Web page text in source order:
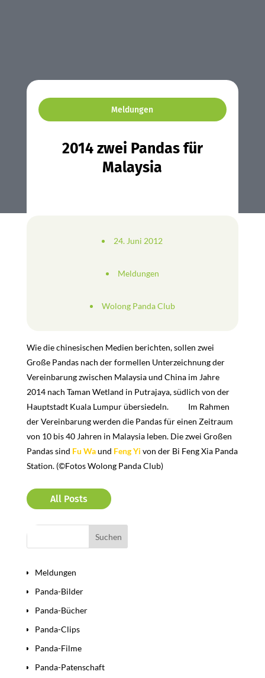
Meldungen
2014 zwei Pandas für
Malaysia
24. Juni 2012
Meldungen
Wolong Panda Club
Wie die chinesischen Medien berichten, sollen zwei
Große Pandas nach der formellen Unterzeichnung der
Vereinbarung zwischen Malaysia und China im Jahre
2014 nach Taman Wetland in Putrajaya, südlich von der
Hauptstadt Kuala Lumpur übersiedeln.
Im Rahmen
der Vereinbarung werden die Pandas für einen Zeitraum
von 10 bis 40 Jahren in Malaysia leben. Die zwei Großen
Pandas sind Fu Waund Feng Yi von der Bi Feng Xia Panda
Station. (©Fotos Wolong Panda Club)
All Posts
Meldungen
Panda-Bilder
Panda-Bücher
Panda-Clips
Panda-Filme
Panda-Patenschaft